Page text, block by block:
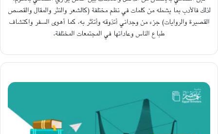
لذلك فالأدب بما يشمله من كلمات في نظم مختلفة (كالشعر والنثر والمقال والقصص
القصيرة والروايات) جزء من وجداني أتذوقه وأتأثر به، كما أهوى السفر واكتشاف
طباع الناس وعاداتها في المجتمعات المختلفة.